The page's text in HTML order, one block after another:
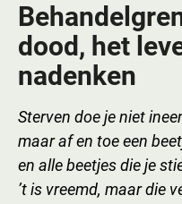
dood, het
nadenken
Sterven doe je niet
maar af en toe een
en alle beetjes die je
’t is vreemd, maar die